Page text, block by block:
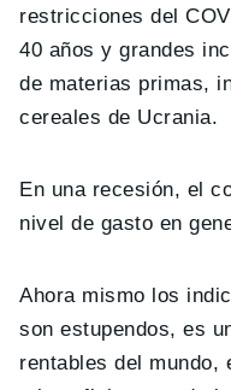
restricciones del
40 años y grandes
de materias primas,
cereales de Ucrania.
En una recesión, el
nivel de gasto en
Ahora mismo los
son estupendos, es
rentables del mundo,